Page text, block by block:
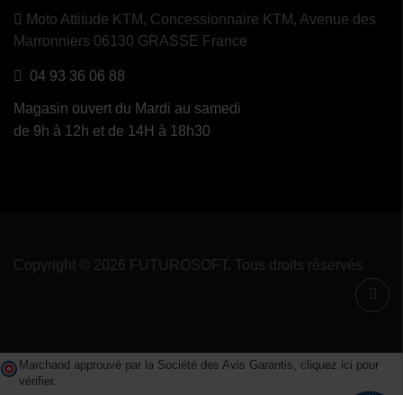
Moto Attitude KTM, Concessionnaire KTM, Avenue des
Marronniers 06130 GRASSE France
04 93 36 06 88
Magasin ouvert du Mardi au samedi
de 9h à 12h et de 14H à 18h30
Copyright © 2026 FUTUROSOFT. Tous droits réservés
Marchand approuvé par la Société des Avis Garantis, cliquez ici pour
vérifier.